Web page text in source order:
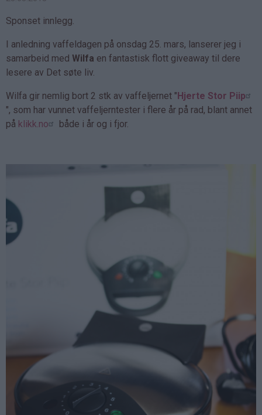
Sponset innlegg.
I anledning vaffeldagen på onsdag 25. mars, lanserer jeg i
samarbeid med Wilfa en fantastisk flott giveaway til dere
lesere av Det søte liv.
Wilfa gir nemlig bort 2 stk av vaffeljernet "Hjerte Stor Piip
", som har vunnet vaffeljerntester i flere år på rad, blant annet
på klikk.no både i år og i fjor.